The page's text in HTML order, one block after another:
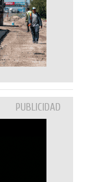
PUBLICIDAD